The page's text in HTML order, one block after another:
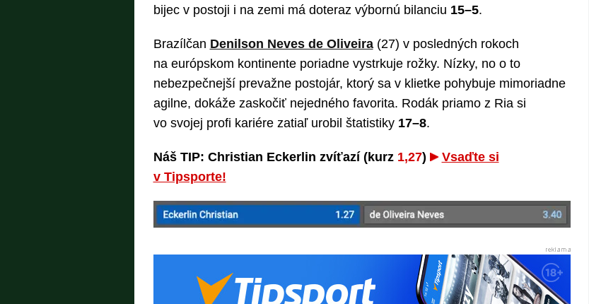
bijec v postoji i na zemi má doteraz výbornú bilanciu 15–5.
Brazílčan Denilson Neves de Oliveira(27) v posledných rokoch
na európskom kontinente poriadne vystrkuje rožky. Nízky, no o to
nebezpečnejší prevažne postojár, ktorý sa v klietke pohybuje mimoriadne
agilne, dokáže zaskočiť nejedného favorita. Rodák priamo z Ria si
vo svojej profi kariére zatiaľ urobil štatistiky 17–8.
Náš TIP: Christian Eckerlin zvíťazí (kurz 1,27)
Vsaďte si
v Tipsporte!